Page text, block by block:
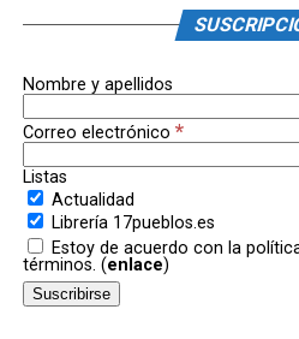
Nombre y apellidos
Correo electrónico *
Listas
Actualidad
Librería 17pueblos.es
Estoy de acuerdo con la
términos. (enlace)